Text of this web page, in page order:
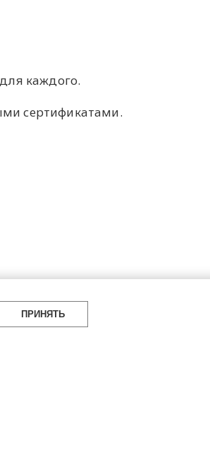
каждого.
сертификатами.
ПРИНЯТЬ